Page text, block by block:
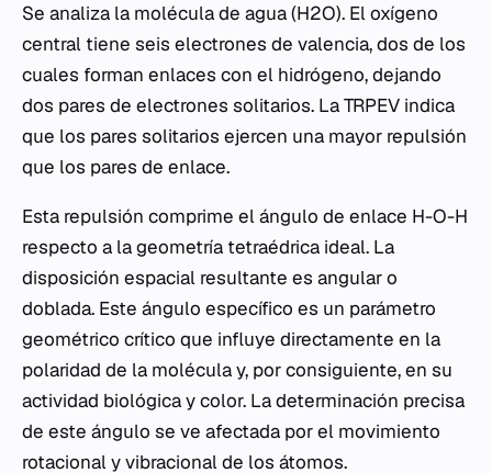
Se analiza la molécula de agua (H2O). El oxígeno
central tiene seis electrones de valencia, dos de los
cuales forman enlaces con el hidrógeno, dejando
dos pares de electrones solitarios. La TRPEV indica
que los pares solitarios ejercen una mayor repulsión
que los pares de enlace.
Esta repulsión comprime el ángulo de enlace H-O-H
respecto a la geometría tetraédrica ideal. La
disposición espacial resultante es angular o
doblada. Este ángulo específico es un parámetro
geométrico crítico que influye directamente en la
polaridad de la molécula y, por consiguiente, en su
actividad biológica y color. La determinación precisa
de este ángulo se ve afectada por el movimiento
rotacional y vibracional de los átomos.